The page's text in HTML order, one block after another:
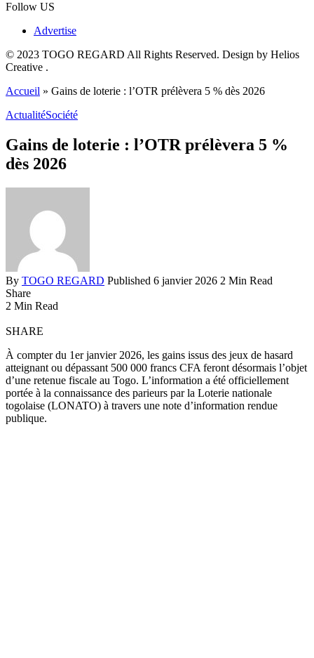
Follow US
Advertise
© 2023 TOGO REGARD All Rights Reserved. Design by Helios
Creative .
Accueil » Gains de loterie : l’OTR prélèvera 5 % dès 2026
ActualitéSociété
Gains de loterie : l’OTR prélèvera 5 %
dès 2026
By TOGO REGARD Published 6 janvier 2026 2 Min Read
Share
2 Min Read
SHARE
À compter du 1er janvier 2026, les gains issus des jeux de hasard
atteignant ou dépassant 500 000 francs CFA feront désormais l’objet
d’une retenue fiscale au Togo. L’information a été officiellement
portée à la connaissance des parieurs par la Loterie nationale
togolaise (LONATO) à travers une note d’information rendue
publique.